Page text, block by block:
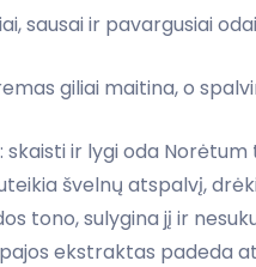
sausai ir pavargusiai odai
giliai maitina, o
skaisti ir lygi oda
švelnų atspalvį,
tono, sulygina jį ir
ekstraktas padeda